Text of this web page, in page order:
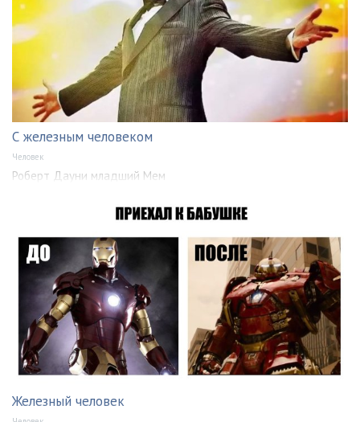
С железным человеком
Человек
Роберт Дауни младший Мем
Железный человек